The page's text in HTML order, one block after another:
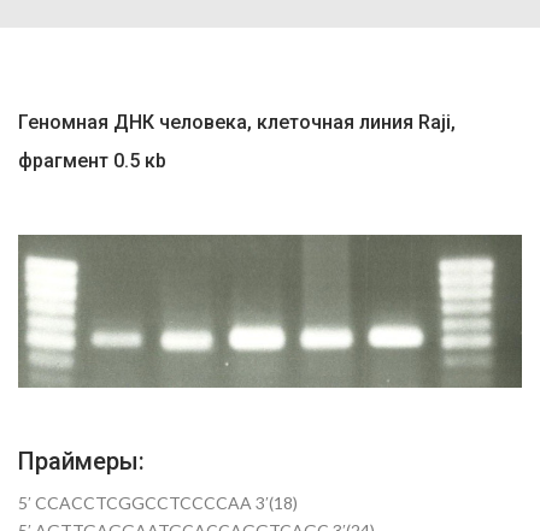
Геномная ДНК человека, клеточная линия Raji,
фрагмент 0.5 кb
Праймеры:
5′ CCACCTCGGCCTCCCCAA 3′(18)